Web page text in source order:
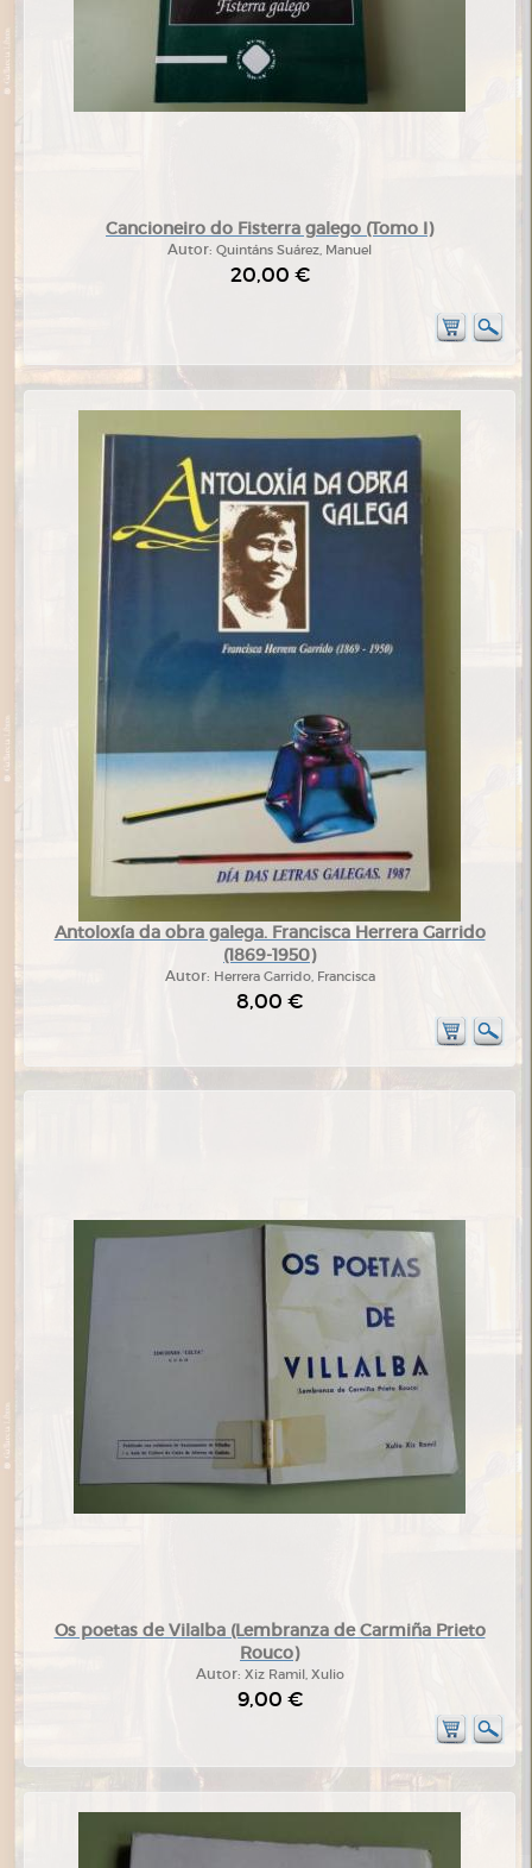
Cancioneiro do Fisterra galego (Tomo I)
Autor: Quintáns Suárez, Manuel
20,00 €
Antoloxía da obra galega. Francisca Herrera Garrido
(1869-1950)
Autor: Herrera Garrido, Francisca
8,00 €
Os poetas de Vilalba (Lembranza de Carmiña Prieto
Rouco)
Autor: Xiz Ramil, Xulio
9,00 €